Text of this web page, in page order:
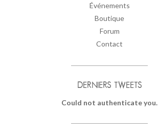
Événements
Boutique
Forum
Contact
DERNIERS TWEETS
Could not authenticate you.